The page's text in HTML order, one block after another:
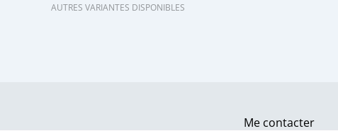
AUTRES VARIANTES DISPONIBLES
Me contacter